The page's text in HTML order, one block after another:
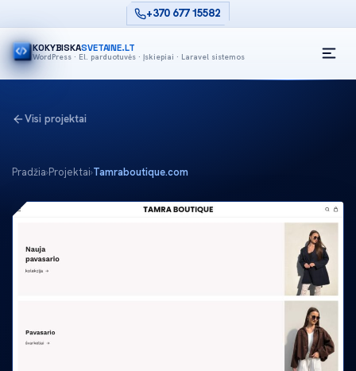
+370 677 15582
KOKYBISKASVETAINE.LT
WordPress · El. parduotuvės · Įskiepiai · Laravel sistemos
Visi projektai
Pradžia›Projektai›Tamraboutique.com